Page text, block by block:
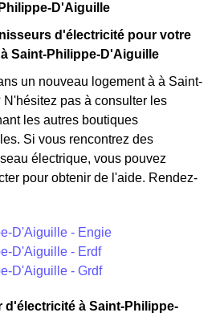
D'Aiguille
d'électricité pour votre
Saint-Philippe-D'Aiguille
un nouveau logement à à Saint-
pas à consulter les
les autres boutiques
Si vous rencontrez des
électrique, vous pouvez
pour obtenir de l'aide. Rendez-
D'Aiguille - Engie
D'Aiguille - Erdf
D'Aiguille - Grdf
d'électricité à Saint-Philippe-